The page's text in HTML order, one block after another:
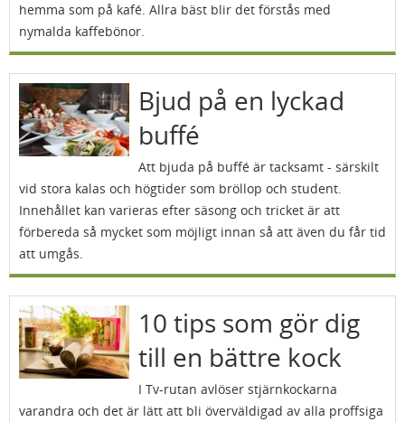
hemma som på kafé. Allra bäst blir det förstås med
nymalda kaffebönor.
Bjud på en lyckad
buffé
Att bjuda på buffé är tacksamt - särskilt
vid stora kalas och högtider som bröllop och student.
Innehållet kan varieras efter säsong och tricket är att
förbereda så mycket som möjligt innan så att även du får tid
att umgås.
10 tips som gör dig
till en bättre kock
I Tv-rutan avlöser stjärnkockarna
varandra och det är lätt att bli överväldigad av alla proffsiga